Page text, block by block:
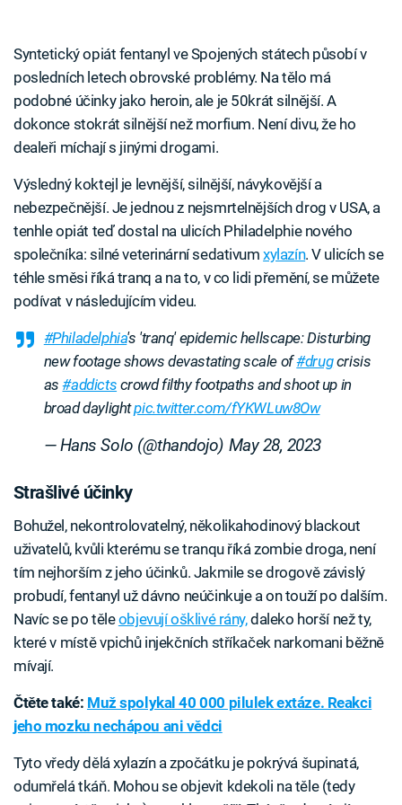
Syntetický opiát fentanyl ve Spojených státech působí v
posledních letech obrovské problémy. Na tělo má
podobné účinky jako heroin, ale je 50krát silnější. A
dokonce stokrát silnější než morfium. Není divu, že ho
dealeři míchají s jinými drogami.
Výsledný koktejl je levnější, silnější, návykovější a
nebezpečnější. Je jednou z nejsmrtelnějších drog v USA, a
tenhle opiát teď dostal na ulicích Philadelphie nového
společníka: silné veterinární sedativumxylazín. V ulicích se
téhle směsi říká tranq a na to, v co lidi přemění, se můžete
podívat v následujícím videu.
#Philadelphia's 'tranq' epidemic hellscape: Disturbing
new footage shows devastating scale of#drugcrisis
as#addicts crowd filthy footpaths and shoot up in
broad daylightpic.twitter.com/fYKWLuw8Ow
— Hans Solo (@thandojo) May 28, 2023
Strašlivé účinky
Bohužel, nekontrolovatelný, několikahodinový blackout
uživatelů, kvůli kterému se tranqu říká zombie droga, není
tím nejhorším z jeho účinků. Jakmile se drogově závislý
probudí, fentanyl už dávno neúčinkuje a on touží po dalším.
Navíc se po těleobjevují ošklivé rány,daleko horší než ty,
které v místě vpichů injekčních stříkaček narkomani běžně
mívají.
Čtěte také: Muž spolykal 40 000 pilulek extáze. Reakci
jeho mozku nechápou ani vědci
Tyto vředy dělá xylazín a zpočátku je pokrývá šupinatá,
odumřelá tkáň. Mohou se objevit kdekoli na těle (tedy